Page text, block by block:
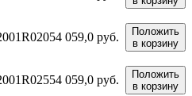
4 059,0 руб.
Положить
в корзину
4 059,0 руб.
Положить
в корзину